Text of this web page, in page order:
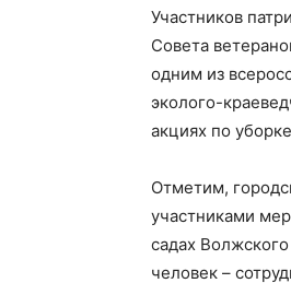
Участников
Совета
одним из
эколого-
акциях по
Отметим,
участниками
садах
человек –